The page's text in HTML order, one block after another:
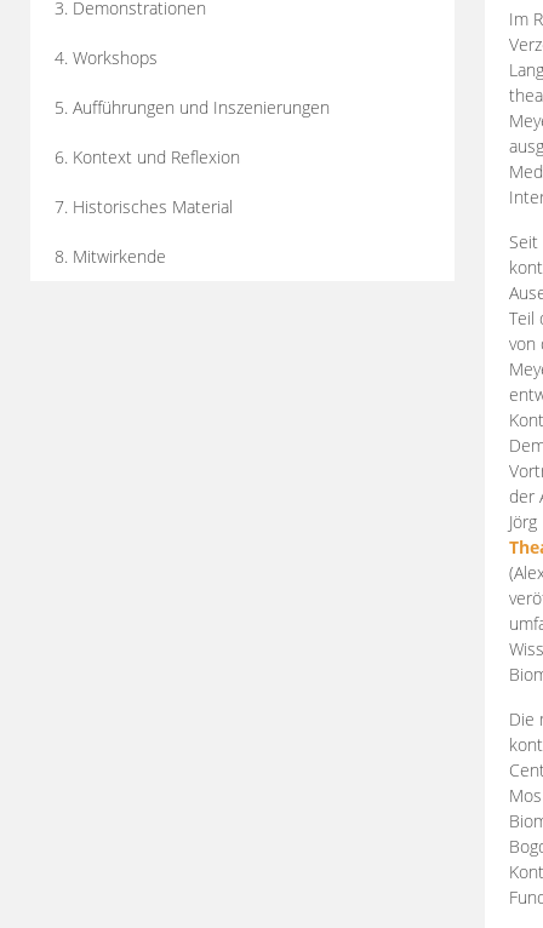
3. Demonstrationen
4. Workshops
5. Aufführungen und Inszenierungen
6. Kontext und Reflexion
7. Historisches Material
8. Mitwirkende
Im
Teil
von
der
Die